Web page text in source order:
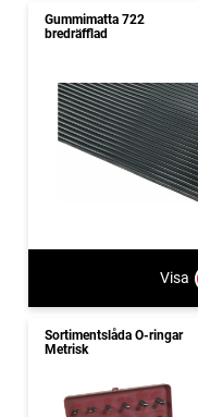
Gummimatta 722
bredräfflad
Visa
Sortimentslåda O-ringar
Metrisk